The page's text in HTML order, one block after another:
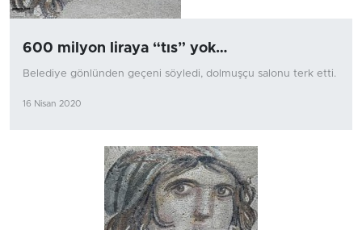
600 milyon liraya “tıs” yok…
Belediye gönlünden geçeni söyledi, dolmuşçu salonu terk etti.
16 Nisan 2020